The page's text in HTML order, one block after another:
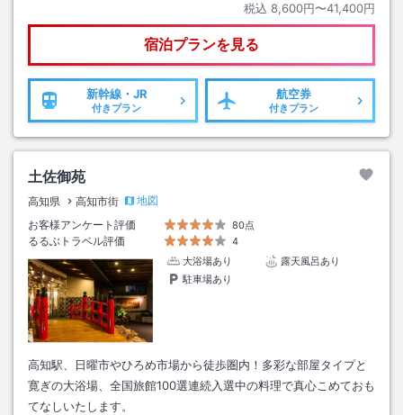
税込 8,600円〜41,400円
宿泊プランを見る
新幹線・JR
付きプラン
航空券
付きプラン
土佐御苑
高知県 高知市街
地図
お客様アンケート評価
80点
るるぶトラベル評価
4
大浴場あり
露天風呂あり
駐車場あり
高知駅、日曜市やひろめ市場から徒歩圏内！多彩な部屋タイプと
寛ぎの大浴場、全国旅館100選連続入選中の料理で真心こめておも
てなしいたします。